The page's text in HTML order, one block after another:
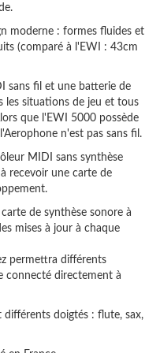
moderne : formes fluides et
(comparé à l'EWI : 43cm
sans fil et une batterie de
les situations de jeu et tous
que l'EWI 5000 possède
n'est pas sans fil.
MIDI sans synthèse
recevoir une carte de
de synthèse sonore à
mises à jour à chaque
permettra différents
connecté directement à
différents doigtés : flute, sax,